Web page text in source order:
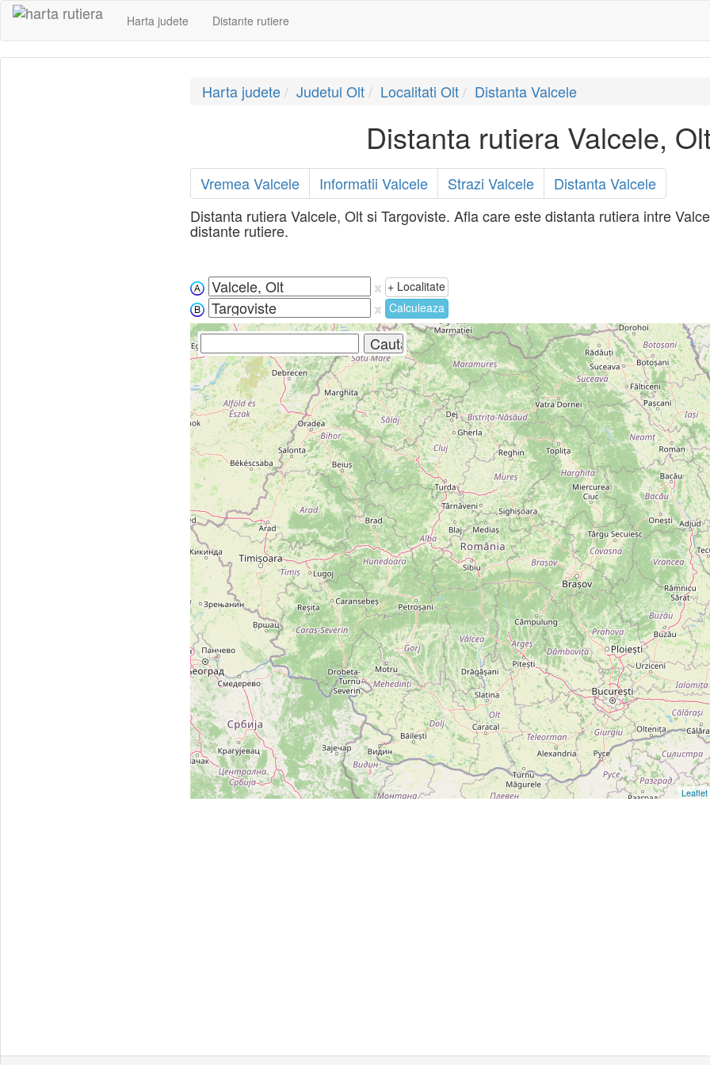
Harta judete Distante rutiere
Harta judete Judetul Olt Localitati Olt Distanta Valcele
Distanta rutiera Valcele,
Vremea Valcele Informatii Valcele Strazi Valcele
Distanta Valcele
Distanta rutiera Valcele, Olt si Targoviste. Afla care este distanta rutiera intre
distante rutiere.
+ Localitate
Calculeaza
Leaflet